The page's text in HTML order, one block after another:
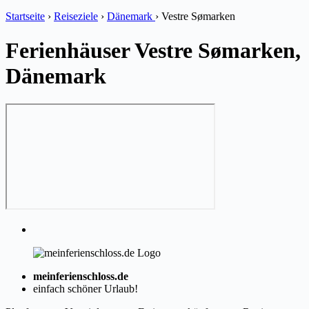
Startseite › Reiseziele › Dänemark › Vestre Sømarken
Ferienhäuser Vestre Sømarken,
Dänemark
meinferienschloss.de
einfach schöner Urlaub!